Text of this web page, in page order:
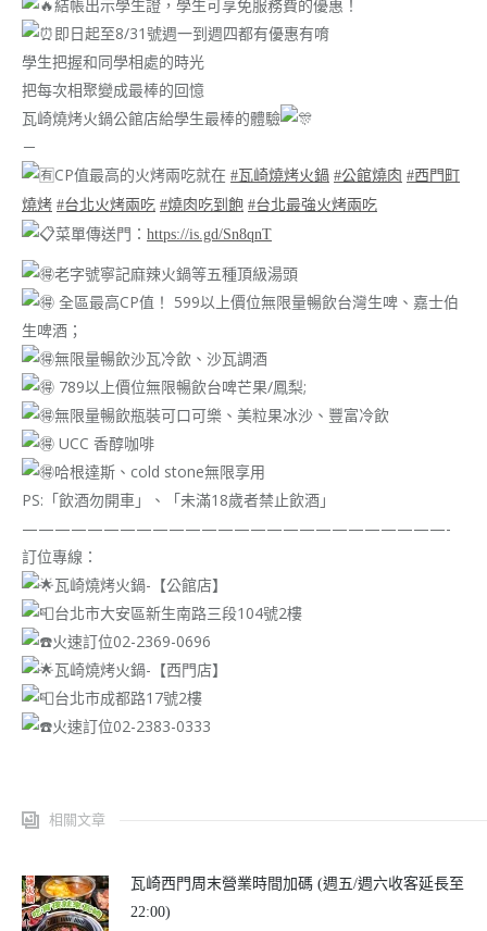
結帳出示學生證，學生可享免服務費的優惠！
即日起至8/31號週一到週四都有優惠有唷
學生把握和同學相處的時光
把每次相聚變成最棒的回憶
瓦崎燒烤火鍋公館店給學生最棒的體驗
－
CP值最高的火烤兩吃就在 #瓦崎燒烤火鍋 #公館燒肉 #西門町
燒烤 #台北火烤兩吃 #燒肉吃到飽 #台北最強火烤兩吃
菜單傳送門： https://is.gd/Sn8qnT
老字號寧記麻辣火鍋等五種頂級湯頭
全區最高CP值！ 599以上價位無限量暢飲台灣生啤、嘉士伯
生啤酒；
無限量暢飲沙瓦冷飲、沙瓦調酒
789以上價位無限暢飲台啤芒果/鳳梨;
無限量暢飲瓶裝可口可樂、美粒果冰沙、豐富冷飲
UCC 香醇咖啡
哈根達斯、cold stone無限享用
PS:「飲酒勿開車」、「未滿18歲者禁止飲酒」
——————————————————————————-
訂位專線：
瓦崎燒烤火鍋-【公館店】
台北市大安區新生南路三段104號2樓
火速訂位02-2369-0696
瓦崎燒烤火鍋-【西門店】
台北市成都路17號2樓
火速訂位02-2383-0333
相關文章
瓦崎西門周末營業時間加碼 (週五/週六收客延長至
22:00)